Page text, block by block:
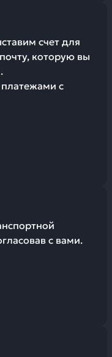
счет для
которую вы
с
с вами.